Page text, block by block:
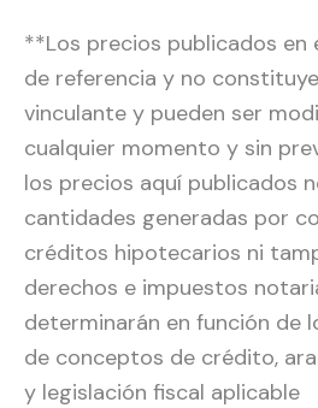
**Los precios publicados en
de referencia y no
vinculante y pueden ser
cualquier momento y sin
los precios aquí publicados
cantidades generadas por
créditos hipotecarios ni
derechos e impuestos
determinarán en función de
de conceptos de crédito,
y legislación fiscal aplicable